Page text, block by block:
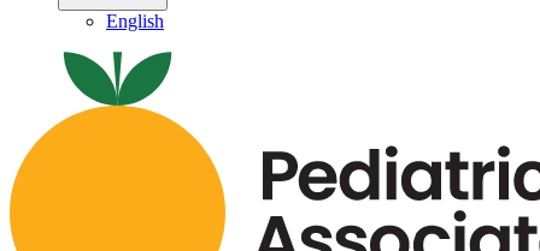
English